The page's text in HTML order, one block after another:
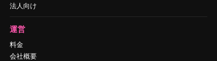
法人向け
運営
料金
会社概要